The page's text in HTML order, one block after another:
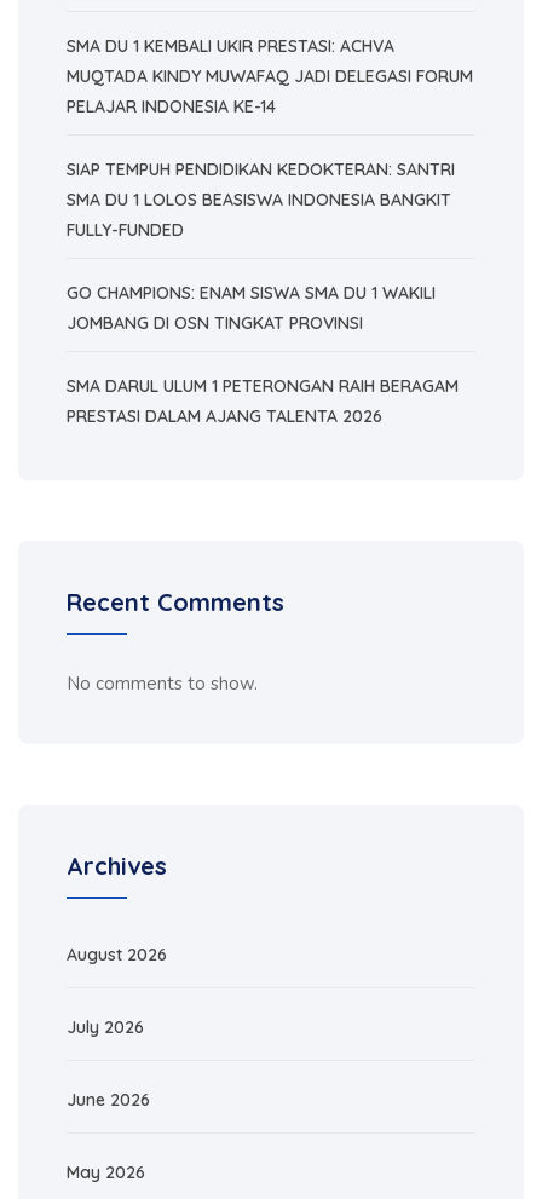
SMA DU 1 KEMBALI UKIR PRESTASI: ACHVA
MUQTADA KINDY MUWAFAQ JADI DELEGASI FORUM
PELAJAR INDONESIA KE-14
SIAP TEMPUH PENDIDIKAN KEDOKTERAN: SANTRI
SMA DU 1 LOLOS BEASISWA INDONESIA BANGKIT
FULLY-FUNDED
GO CHAMPIONS: ENAM SISWA SMA DU 1 WAKILI
JOMBANG DI OSN TINGKAT PROVINSI
SMA DARUL ULUM 1 PETERONGAN RAIH BERAGAM
PRESTASI DALAM AJANG TALENTA 2026
Recent Comments
No comments to show.
Archives
August 2026
July 2026
June 2026
May 2026